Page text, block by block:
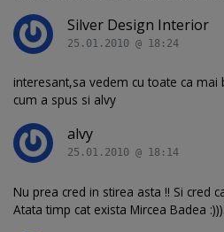
Silver Design Interior
25.01.2010 @ 18:24
interesant,sa vedem cu toate ca mai
cum a spus si alvy
alvy
25.01.2010 @ 18:14
Nu prea cred in stirea asta !! Si cred
Atata timp cat exista Mircea Badea